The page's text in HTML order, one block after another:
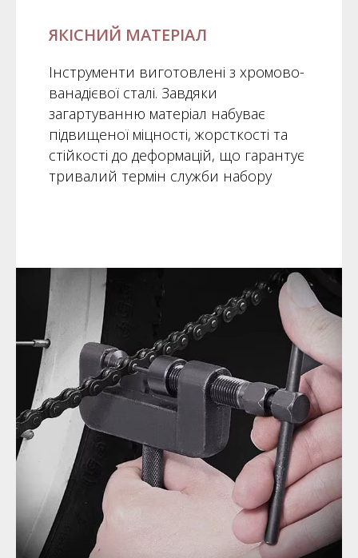
ЯКІСНИЙ МАТЕРІАЛ
Інструменти виготовлені з хромово-
ванадієвої сталі. Завдяки
загартуванню матеріал набуває
підвищеної міцності, жорсткості та
стійкості до деформацій, що гарантує
тривалий термін служби набору